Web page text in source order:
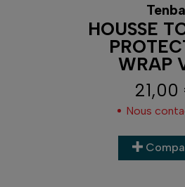
Tenba
HOUSSE
WRAP
Nous